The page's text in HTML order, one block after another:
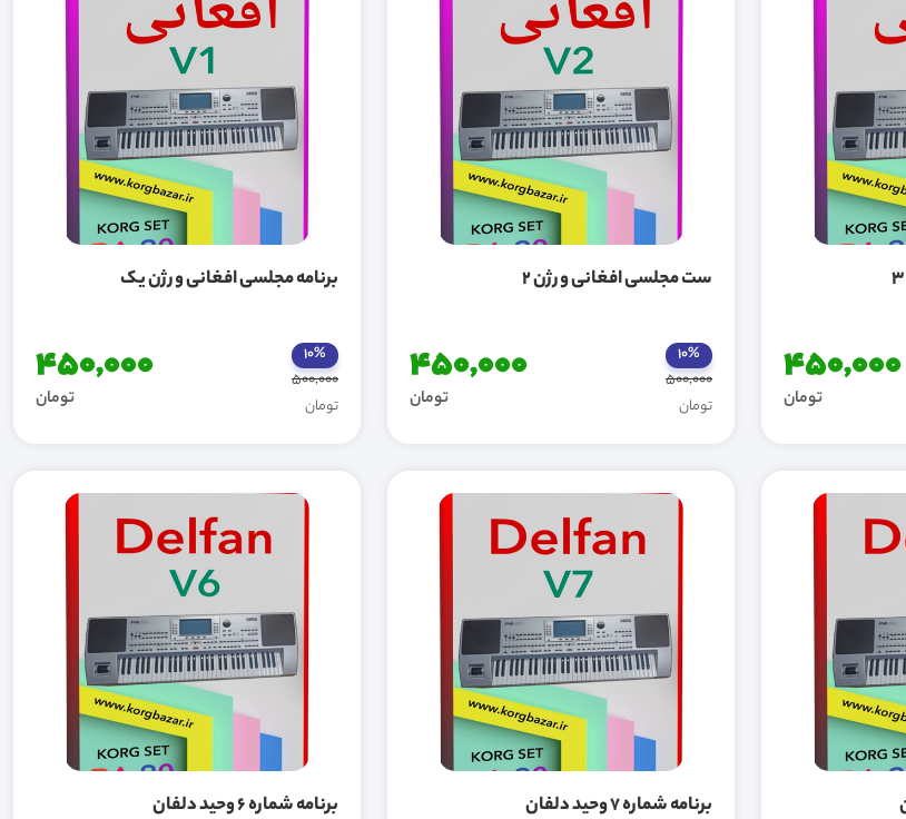
450,000
تومان
ست مجلسی افغانی ورژن 2
10%
500,000
تومان
450,000
تومان
برنامه مجلسی افغانی ورژن یک
10%
500,000
تومان
450,000
تومان
برنامه شماره 7 وحید دلفان برنامه شماره 6 وحید دلفان